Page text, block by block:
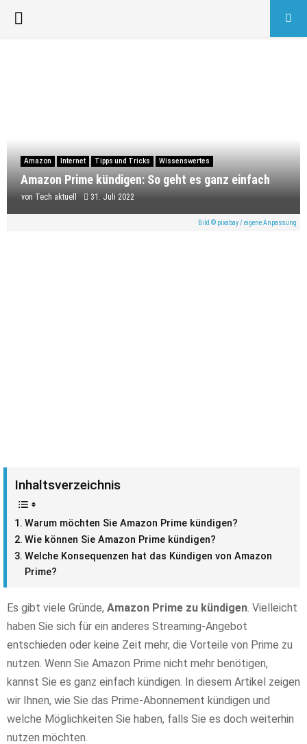
PRIMARY
Amazon Internet Tipps und Tricks Wissenswertes
Amazon Prime kündigen: So geht es ganz einfach
von Tech aktuell 31. Juli 2022
Bild © pixabay / eigene Anpassung
Inhaltsverzeichnis
Warum möchten Sie Amazon Prime kündigen?
Wie können Sie Amazon Prime kündigen?
Welche Konsequenzen hat das Kündigen von Amazon
Prime?
Es gibt viele Gründe, Amazon Prime zu kündigen . Vielleicht
haben Sie sich für ein anderes Streaming-Angebot
entschieden oder keine Zeit mehr, die Vorteile von Prime zu
nutzen. Wenn Sie Amazon Prime nicht mehr benötigen,
kannst Sie es ganz einfach kündigen. In diesem Artikel zeigen
wir Ihnen, wie Sie das Prime-Abonnement kündigen und
welche Möglichkeiten Sie haben, falls Sie es doch weiterhin
nutzen möchten.